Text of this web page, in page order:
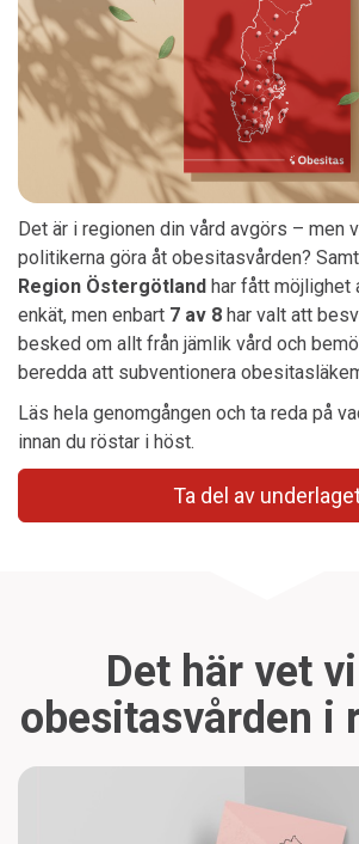
Det är i regionen din vård avgörs – men
politikerna göra åt obesitasvården?
Region Östergötland har fått möjlighet
enkät, men enbart 7 av 8 har valt att
besked om allt från jämlik vård och
beredda att subventionera
Läs hela genomgången och ta reda på
innan du röstar i höst.
Ta del av
Det här vet
obesitasvården i